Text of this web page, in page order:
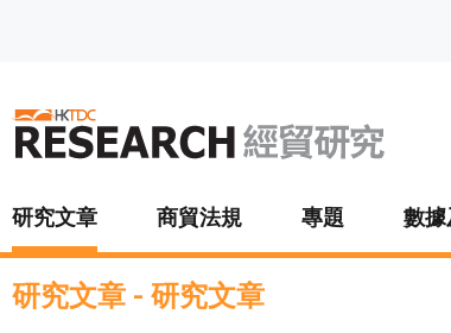
研究文章 商貿法規 專題 數
研究文章 - 研究文章